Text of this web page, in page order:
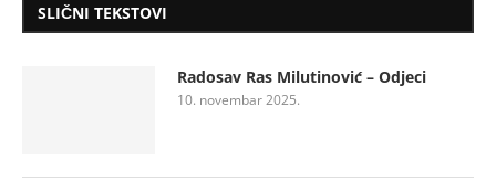
SLIČNI TEKSTOVI
Radosav Ras Milutinović – Odjeci
10. novembar 2025.